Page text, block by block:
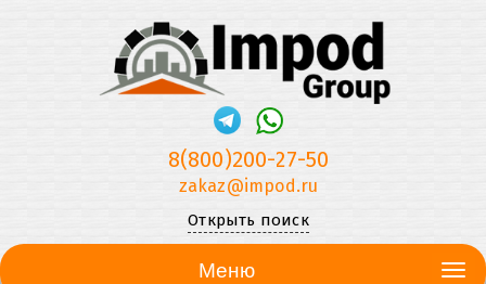
8(800)200-27-50
zakaz@impod.ru
Открыть поиск
Меню